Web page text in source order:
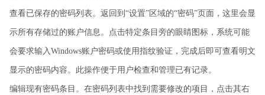
查看已保存的密码列表。返回到“设置”区域的“密码”页面，这里会显
示所有存储过的账户信息。点击特定条目旁的眼睛图标，系统可能
会要求输入Windows账户密码或使用指纹验证，完成后即可查看明文
显示的密码内容。此操作便于用户检查和管理已有记录。
编辑现有密码条目。在密码列表中找到需要修改的项目，点击其右